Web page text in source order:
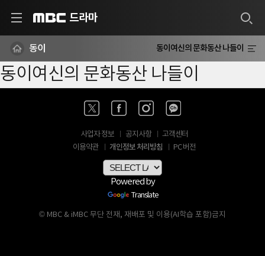
드라마
동이 동이여신의 문화동산 나들이
동이여신의 문화동산 나들이
사업자 정보 공지사항
고객센터
이용약관
개인정보 처리방침 PC 버전
Powered by
Translate
© MBC & iMBC 무단 전재, 재배포 및 이용(AI학습 포함)금지